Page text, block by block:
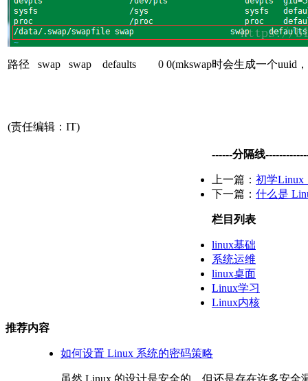
路径 swap swap defaults 0 0(mkswap时会生成一个uuid，
(责任编辑：IT)
------分隔线
上一篇： 初学Linux
下一篇： 什么是
栏目列表
linux基础
系统运维
linux桌面
Linux学习
Linux内核
推荐内容
如何设置 Linux 系统的密码策略
虽然 Linux 的设计是安全的，但还是存在许多安